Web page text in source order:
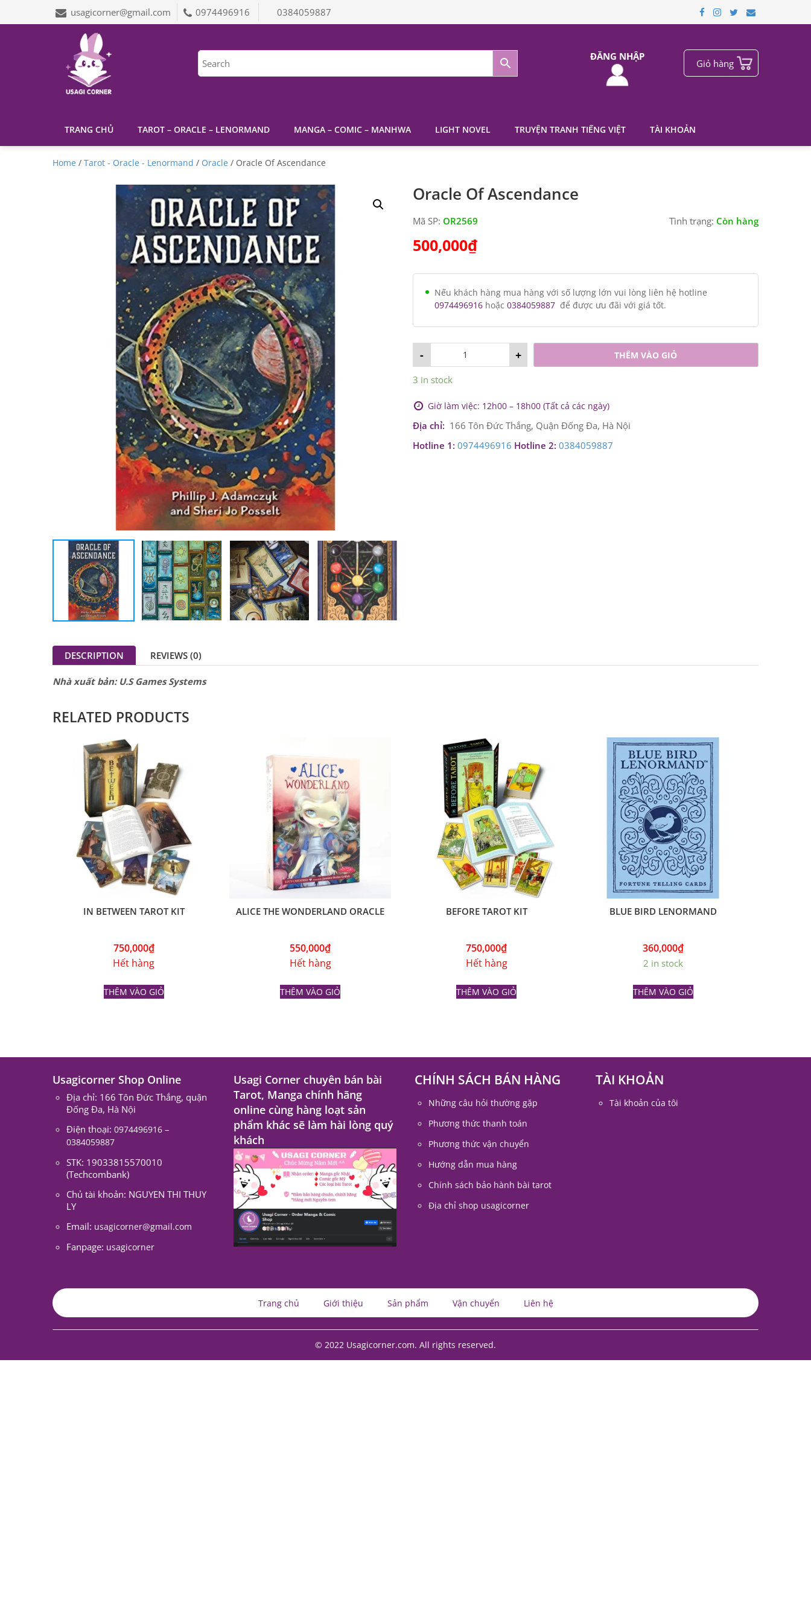
usagicorner@gmail.com 0974496916 0384059887
Giỏ hàng
ĐĂNG NHẬP
TRANG CHỦ TAROT – ORACLE – LENORMAND MANGA – COMIC – MANHWA LIGHT NOVEL TRUYỆN TRANH TIẾNG VIỆT TÀI KHOẢN
Home / Tarot - Oracle - Lenormand / Oracle / Oracle Of Ascendance
Oracle Of Ascendance
Mã SP: OR2569 Tình trạng: Còn hàng
500,000₫
Nếu khách hàng mua hàng với số lượng lớn vui lòng liên hệ hotline
0974496916hoặc 0384059887để được ưu đãi với giá tốt.
+
- THÊM VÀO GIỎ
3 in stock
Giờ làm việc: 12h00 – 18h00 (Tất cả các ngày)
Địa chỉ: 166 Tôn Đức Thắng, Quận Đống Đa, Hà Nội
Hotline 1: 0974496916 Hotline 2: 0384059887
DESCRIPTION REVIEWS (0)
Nhà xuất bản: U.S Games Systems
RELATED PRODUCTS
IN BETWEEN TAROT KIT
750,000₫
Hết hàng
THÊM VÀO GIỎ
ALICE THE WONDERLAND ORACLE
550,000₫
Hết hàng
THÊM VÀO GIỎ
BEFORE TAROT KIT
750,000₫
Hết hàng
THÊM VÀO GIỎ
BLUE BIRD LENORMAND
360,000₫
2 in stock
THÊM VÀO GIỎ
Usagicorner Shop Online
Địa chỉ: 166 Tôn Đức Thắng, quận
Đống Đa, Hà Nội
Điện thoại: 0974496916 –
0384059887
STK: 19033815570010
(Techcombank)
Chủ tài khoản: NGUYEN THI THUY
LY
Email: usagicorner@gmail.com
Fanpage: usagicorner
Usagi Corner chuyên bán bài
Tarot, Manga chính hãng
online cùng hàng loạt sản
phẩm khác sẽ làm hài lòng quý
khách
CHÍNH SÁCH BÁN HÀNG
Những câu hỏi thường gặp
Phương thức thanh toán
Phương thức vận chuyển
Hướng dẫn mua hàng
Chính sách bảo hành bài tarot
Địa chỉ shop usagicorner
TÀI KHOẢN
Tài khoản của tôi
Trang chủ Giới thiệu Sản phẩm Vận chuyển Liên hệ
© 2022 Usagicorner.com. All rights reserved.